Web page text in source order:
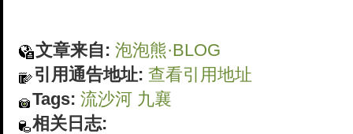
文章来自: 泡泡熊·BLOG
引用通告地址: 查看引用地址
Tags: 流沙河 九襄
相关日志: